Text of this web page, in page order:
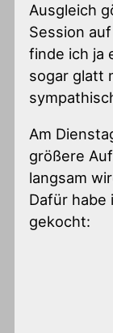
Ausgleich
Session
finde ich ja
sogar glatt
Am
größere
langsam
Dafür habe
gekocht: